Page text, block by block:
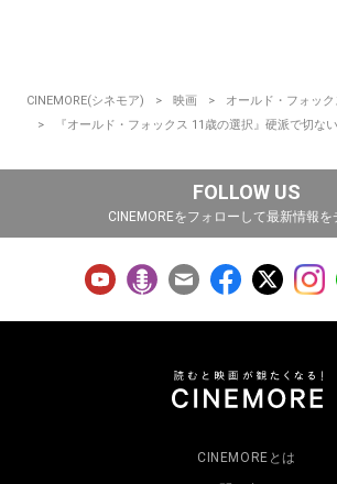
CINEMORE(シネモア) 映画
オールド・フォッ
『オールド・フォックス 11歳の選択』硬派で切な
FOLLOW US
CINEMOREをフォローして最新情報を
CINEMOREとは